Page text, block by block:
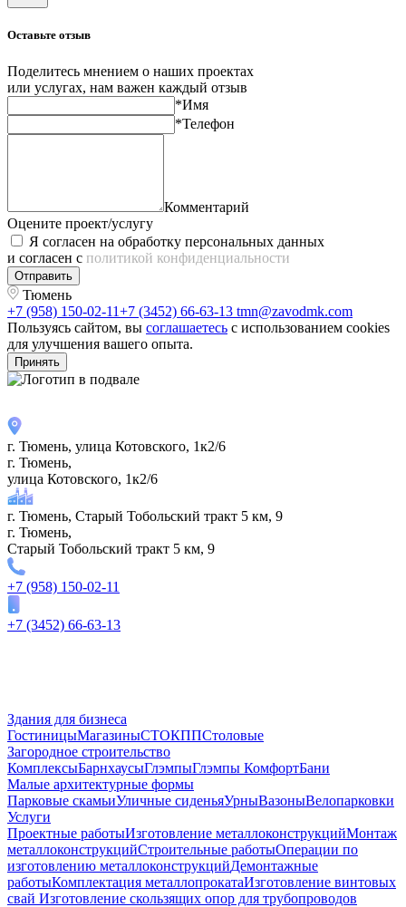
Оставьте отзыв
Поделитесь мнением о наших проектах
или услугах, нам важен каждый отзыв
*Имя
*Телефон
Комментарий
Оцените проект/услугу
Я согласен на обработку персональных данных
и согласен с политикой конфиденциальности
Отправить
Тюмень
+7 (958) 150-02-11+7 (3452) 66-63-13 tmn@zavodmk.com
Пользуясь сайтом, вы соглашаетесь с использованием cookies
для улучшения вашего опыта.
Принять
г. Тюмень, улица Котовского, 1к2/6
г. Тюмень,
улица Котовского, 1к2/6
г. Тюмень, Старый Тобольский тракт 5 км, 9
г. Тюмень,
Старый Тобольский тракт 5 км, 9
+7 (958) 150-02-11
+7 (3452) 66-63-13
Здания для бизнеса
ГостиницыМагазиныСТОКППСтоловые
Загородное строительство
КомплексыБарнхаусыГлэмпыГлэмпы КомфортБани
Малые архитектурные формы
Парковые скамьиУличные сиденьяУрныВазоныВелопарковки
Услуги
Проектные работыИзготовление металлоконструкцийМонтаж
металлоконструкцийСтроительные работыОперации по
изготовлению металлоконструкцийДемонтажные
работыКомплектация металлопрокатаИзготовление винтовых
свай Изготовление скользящих опор для трубопроводов